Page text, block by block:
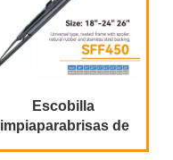
Escobilla
limpiaparabrisas de